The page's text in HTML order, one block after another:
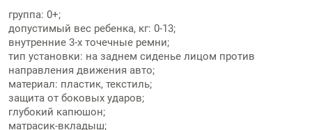
группа: 0+;
допустимый вес ребенка, кг: 0-13;
внутренние 3-х точечные ремни;
тип установки: на заднем сиденье лицом против
направления движения авто;
материал: пластик, текстиль;
защита от боковых ударов;
глубокий капюшон;
матрасик-вкладыш;